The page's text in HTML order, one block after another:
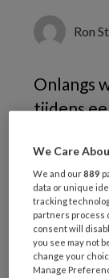
Ron
Onlangs
tijdens
net
in Uddel.
simpele
We Care
We and our889
data or unique
tracking
partners process
consent will
you see may not
change your
Manage